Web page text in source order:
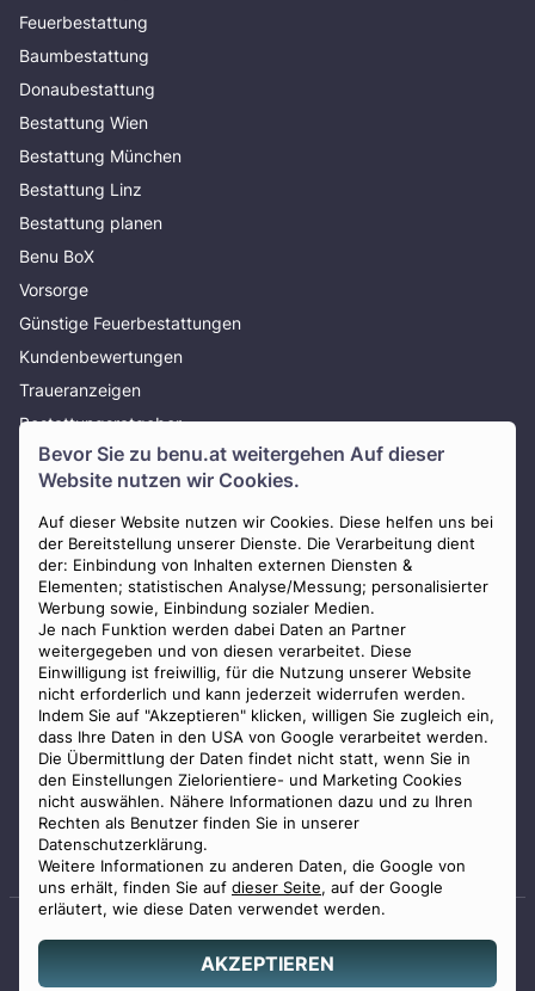
Bevor Sie zu benu.at weitergehen Auf dieser
Website nutzen wir Cookies.
Auf dieser Website nutzen wir Cookies. Diese helfen uns bei
der Bereitstellung unserer Dienste. Die Verarbeitung dient
der: Einbindung von Inhalten externen Diensten &
Elementen; statistischen Analyse/Messung; personalisierter
Werbung sowie, Einbindung sozialer Medien.
Je nach Funktion werden dabei Daten an Partner
weitergegeben und von diesen verarbeitet. Diese
Einwilligung ist freiwillig, für die Nutzung unserer Website
nicht erforderlich und kann jederzeit widerrufen werden.
Indem Sie auf "Akzeptieren" klicken, willigen Sie zugleich ein,
dass Ihre Daten in den USA von Google verarbeitet werden.
Die Übermittlung der Daten findet nicht statt, wenn Sie in
den Einstellungen Zielorientiere- und Marketing Cookies
nicht auswählen. Nähere Informationen dazu und zu Ihren
Rechten als Benutzer finden Sie in unserer
Datenschutzerklärung.
Weitere Informationen zu anderen Daten, die Google von
uns erhält, finden Sie auf dieser Seite, auf der Google
erläutert, wie diese Daten verwendet werden.
AKZEPTIEREN
Feuerbestattung
Baumbestattung
Donaubestattung
Bestattung Wien
Bestattung München
Bestattung Linz
Bestattung planen
Benu BoX
Vorsorge
Günstige Feuerbestattungen
Kundenbewertungen
Traueranzeigen
Bestattungsratgeber
Über uns
Presse
AGB
Impressum
Datenschutz
Widerrufsbelehrung
Zahlungsmöglichkeiten
Staatlich geprüfter
© 2026 Benu GmbH. Alle Rechte vorbehalten.